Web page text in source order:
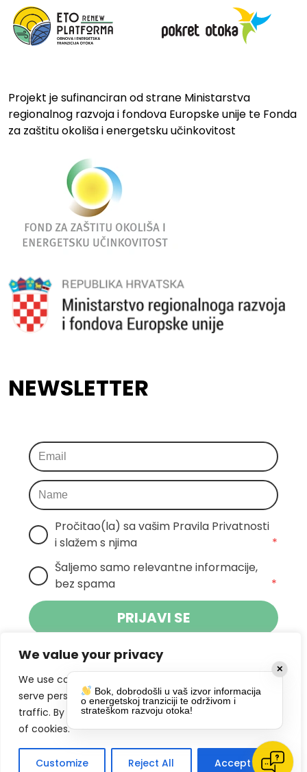
We value your privacy
We use cookies to enhance your browsing experience,
serve personalized ads or content, and analyze our
traffic. By clicking "Accept All", you consent to our use
of cookies.
Customize Reject All Accept All
Projekt je sufinanciran od strane Ministarstva
regionalnog razvoja i fondova Europske unije te Fonda
za zaštitu okoliša i energetsku učinkovitost
NEWSLETTER
Pročitao(la) sa vašim Pravila Privatnosti
i slažem s njima
*
Šaljemo samo relevantne informacije,
bez spama
*
PRIJAVI SE
Klikom na gumb dajete suglasnost za
primanje novosti Pokreta Otoka te se
slažete spolitikom privatnosti.
DRUŠTVENE MREŽE
✕
Bok, dobrodošli u vaš izvor informacija
o energetskoj tranziciji te održivom i
strateškom razvoju otoka!